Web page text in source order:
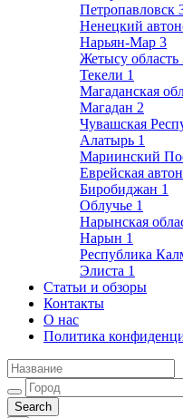
Петропавловск
Ненецкий
Нарьян-Мар 3
Жетысу область
Текели 1
Магаданская
Магадан 2
Чувашская
Алатырь 1
Мариинский
Еврейская
Биробиджан 1
Облучье 1
Нарынская
Нарын 1
Республика
Элиста 1
Статьи и обзоры
Контакты
О нас
Политика